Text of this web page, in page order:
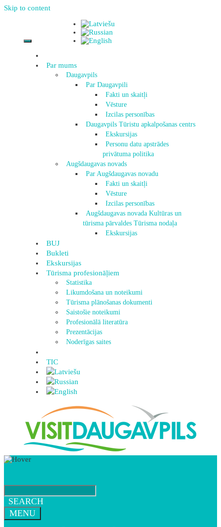
Skip to content
Par mums
Daugavpils
Par Daugavpili
Fakti un skaitļi
Vēsture
Izcilas personības
Daugavpils Tūristu apkalpošanas centrs
Ekskursijas
Personu datu apstrādes
privātuma politika
Augšdaugavas novads
Par Augšdaugavas novadu
Fakti un skaitļi
Vēsture
Izcilas personības
Augšdaugavas novada Kultūras un
tūrisma pārvaldes Tūrisma nodaļa
Ekskursijas
BUJ
Bukleti
Ekskursijas
Tūrisma profesionāļiem
Statistika
Likumdošana un noteikumi
Tūrisma plānošanas dokumenti
Saistošie noteikumi
Profesionālā literatūra
Prezentācijas
Noderīgas saites
TIC
SEARCH
MENU